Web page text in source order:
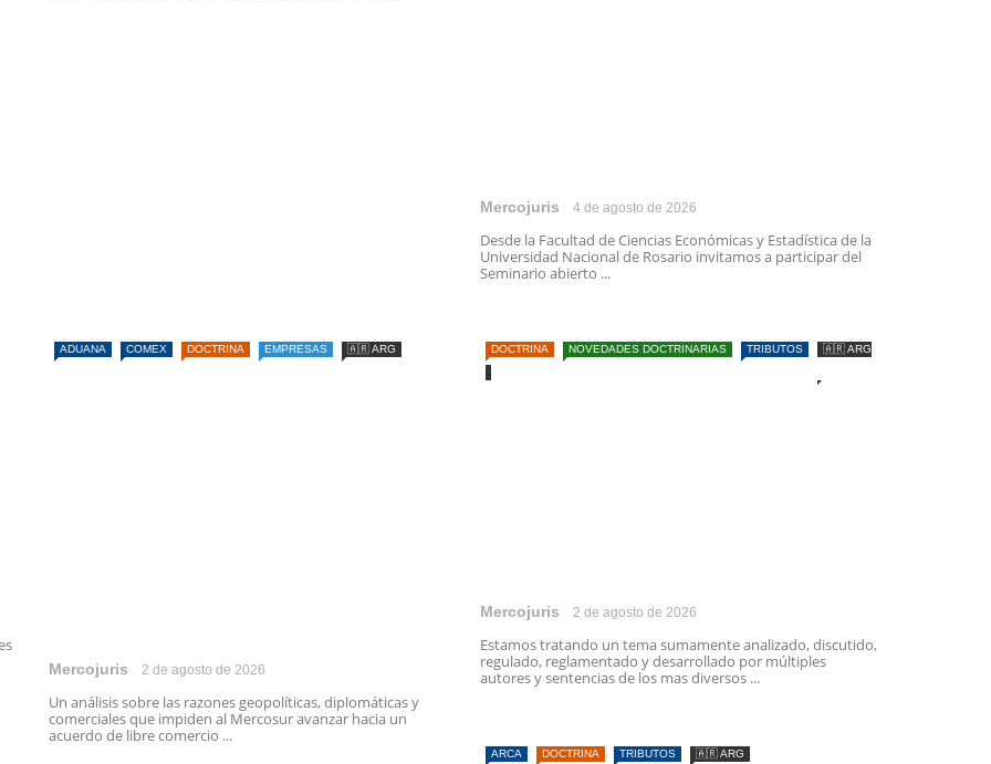
Mercojuris 4 de agosto de 2026
Desde la Facultad de Ciencias Económicas y Estadística de la
Universidad Nacional de Rosario invitamos a participar del
Seminario abierto ...
ADUANA COMEX DOCTRINA EMPRESAS 🇦🇷 ARG
Mercojuris 2 de agosto de 2026
Un análisis sobre las razones geopolíticas, diplomáticas y
comerciales que impiden al Mercosur avanzar hacia un
acuerdo de libre comercio ...
DOCTRINA NOVEDADES DOCTRINARIAS TRIBUTOS 🇦🇷 ARG
Mercojuris 2 de agosto de 2026
Estamos tratando un tema sumamente analizado, discutido,
regulado, reglamentado y desarrollado por múltiples
autores y sentencias de los mas diversos ...
ARCA DOCTRINA TRIBUTOS 🇦🇷 ARG